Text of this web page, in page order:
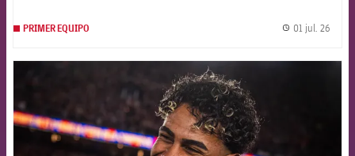
PRIMER EQUIPO 01 jul. 26
FCB Barcelona badge